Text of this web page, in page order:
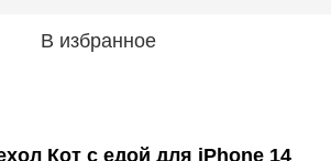
В избранное
Кот с едой для iPhone 14